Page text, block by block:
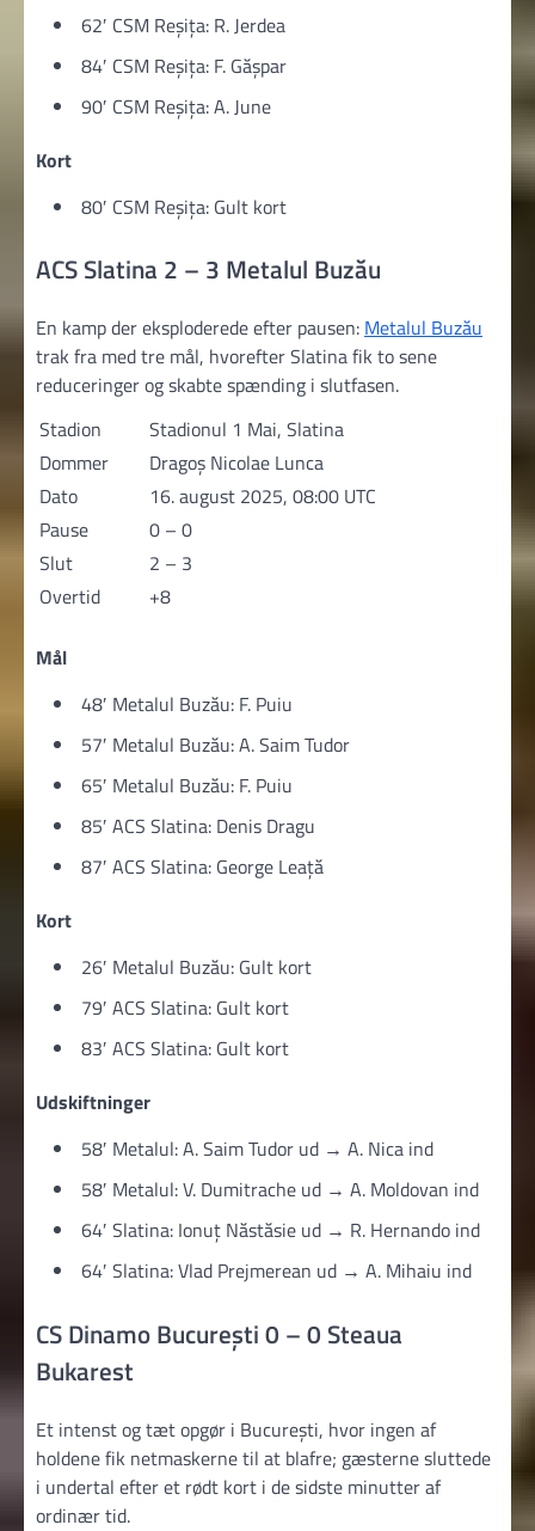
62′ CSM Reșița: R. Jerdea
84′ CSM Reșița: F. Gășpar
90′ CSM Reșița: A. June
Kort
80′ CSM Reșița: Gult kort
ACS Slatina 2 – 3 Metalul Buzău
En kamp der eksploderede efter pausen: Metalul Buzău
trak fra med tre mål, hvorefter Slatina fik to sene
reduceringer og skabte spænding i slutfasen.
Stadion
Stadionul 1 Mai, Slatina
Dommer
Dragoș Nicolae Lunca
Dato
16. august 2025, 08:00 UTC
Pause
0 – 0
Slut
2 – 3
Overtid
+8
Mål
48′ Metalul Buzău: F. Puiu
57′ Metalul Buzău: A. Saim Tudor
65′ Metalul Buzău: F. Puiu
85′ ACS Slatina: Denis Dragu
87′ ACS Slatina: George Leață
Kort
26′ Metalul Buzău: Gult kort
79′ ACS Slatina: Gult kort
83′ ACS Slatina: Gult kort
Udskiftninger
58′ Metalul: A. Saim Tudor ud → A. Nica ind
58′ Metalul: V. Dumitrache ud → A. Moldovan ind
64′ Slatina: Ionuț Năstăsie ud → R. Hernando ind
64′ Slatina: Vlad Prejmerean ud → A. Mihaiu ind
CS Dinamo București 0 – 0 Steaua
Bukarest
Et intenst og tæt opgør i București, hvor ingen af
holdene fik netmaskerne til at blafre; gæsterne sluttede
i undertal efter et rødt kort i de sidste minutter af
ordinær tid.